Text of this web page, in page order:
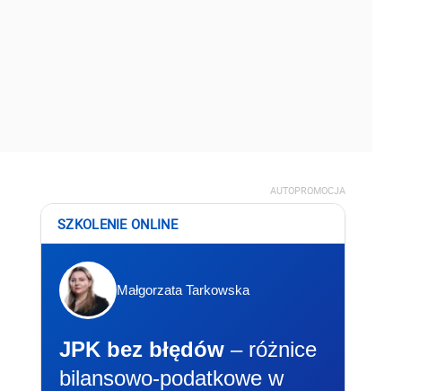
AUTOPROMOCJA
SZKOLENIE ONLINE
Małgorzata Tarkowska
JPK bez błędów – różnice
bilansowo-podatkowe w